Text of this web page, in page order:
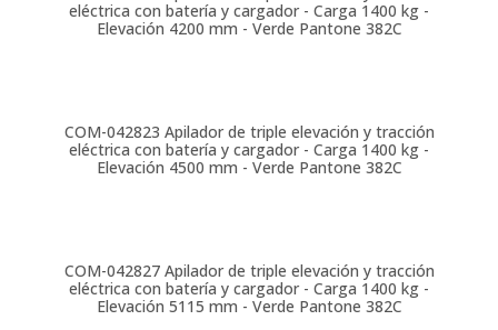
eléctrica con batería y cargador - Carga 1400 kg -
Elevación 4200 mm - Verde Pantone 382C
COM-042823 Apilador de triple elevación y tracción
eléctrica con batería y cargador - Carga 1400 kg -
Elevación 4500 mm - Verde Pantone 382C
COM-042827 Apilador de triple elevación y tracción
eléctrica con batería y cargador - Carga 1400 kg -
Elevación 5115 mm - Verde Pantone 382C